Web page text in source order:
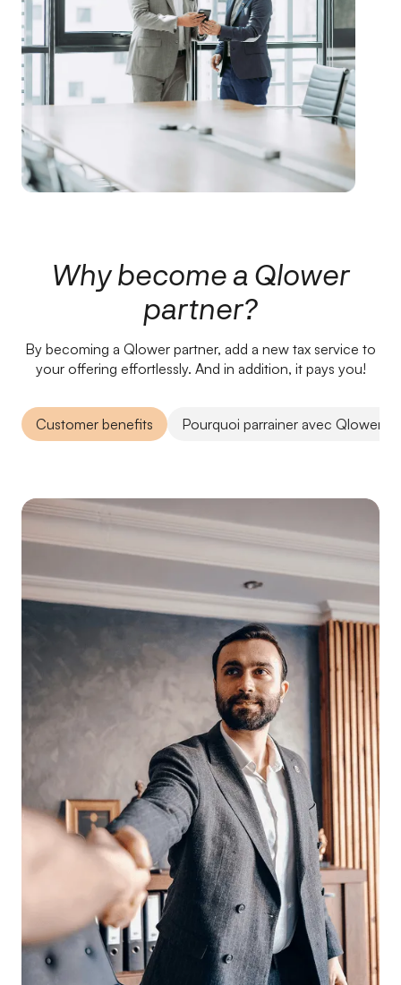
Why become a Qlower
partner?
By becoming a Qlower partner, add a new tax service to
your offering effortlessly. And in addition, it pays you!
Customer benefits Pourquoi parrainer avec Qlower ?